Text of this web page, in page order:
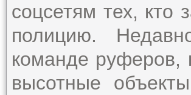
соцсетям тех, кто
полицию.
команде руферов,
высотные